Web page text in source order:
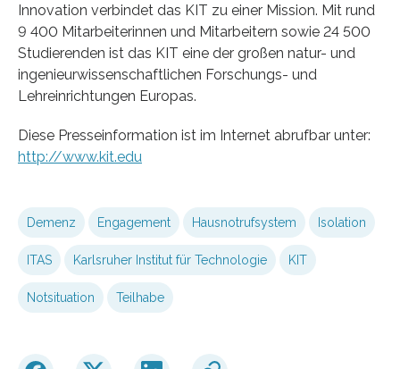
Innovation verbindet das KIT zu einer Mission. Mit rund
9 400 Mitarbeiterinnen und Mitarbeitern sowie 24 500
Studierenden ist das KIT eine der großen natur- und
ingenieurwissenschaftlichen Forschungs- und
Lehreinrichtungen Europas.
Diese Presseinformation ist im Internet abrufbar unter:
http://www.kit.edu
Demenz Engagement Hausnotrufsystem Isolation
ITAS Karlsruher Institut für Technologie KIT
Notsituation Teilhabe